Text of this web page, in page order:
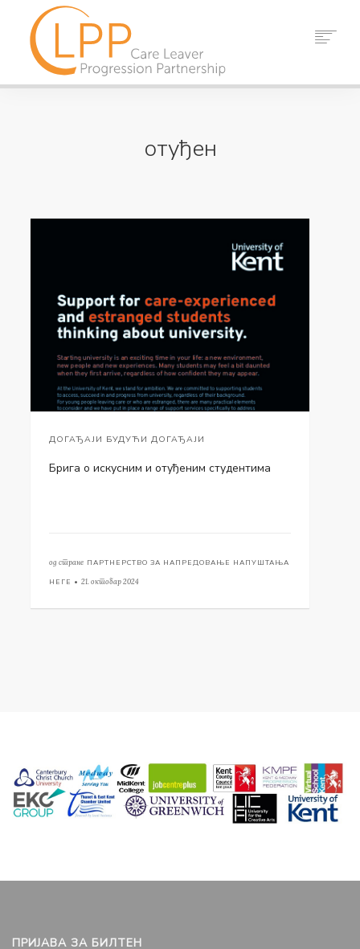
отуђен
ДОГАЂАЈИ БУДУЋИ ДОГАЂАЈИ
Брига о искусним и отуђеним студентима
од стране ПАРТНЕРСТВО ЗА НАПРЕДОВАЊЕ НАПУШТАЊА
НЕГЕ • 21. октобар 2024
ПРИЈАВА ЗА БИЛТЕН